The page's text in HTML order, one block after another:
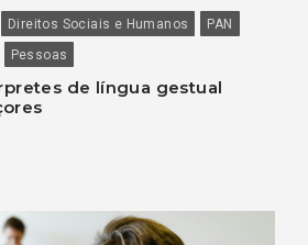
Direitos Sociais e Humanos
PAN
Pessoas
de língua gestual